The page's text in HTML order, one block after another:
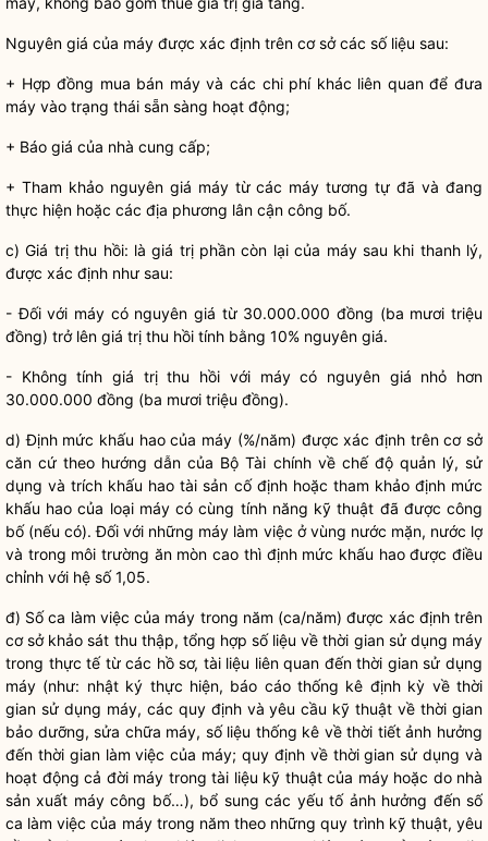
Nguyên giá của máy được xác định trên cơ sở các số liệu sau:
+ Hợp đồng mua bán máy và các chi phíkhác liên quan để đưa
máy vào trạng thái sẵn sàng hoạt động;
+ Báo giá của nhà cung cấp;
+ Tham khảo nguyên giá máy từ các máy tương tự đã và đang
thực hiện hoặc các địa phương lân cận công bố.
c) Giá trị thu hồi: là giá trị phần còn lại của máy sau khi thanh lý,
được xác định như sau:
- Đối với máy có nguyên giá từ 30.000.000 đồng (ba mươi triệu
đồng) trở lên giá trị thu hồi tính bằng 10% nguyên giá.
- Không tính giá trị thu hồi với máy có nguyên giá nhỏ hơn
30.000.000 đồng (ba mươi triệu đồng).
d) Định mức khấu hao của máy (%/năm) được xác định trên cơ sở
căn cứ theo hướng dẫn của Bộ Tài chính về chế độ quản lý, sử
dụng và trích khấu hao tài sản cố định hoặc tham khảo định mức
khấu hao của loại máy có cùng tính năng kỹ thuật đã được công
bố (nếu có). Đối với những máy làm việc ở vùng nước mặn, nước lợ
và trong môi trường ăn mòn cao thì định mức khấu hao được điều
chỉnh với hệ số 1,05.
đ) Số ca làm việc của máy trong năm (ca/năm) được xác định trên
cơ sở khảo sát thu thập, tổng hợp số liệu về thời gian sử dụng máy
trong thực tế từ các hồ sơ, tài liệu liên quan đến thời gian sử dụng
máy (như: nhật ký thực hiện, báo cáo thống kê định kỳ về thời
gian sử dụng máy, các quy định và yêu cầu kỹ thuật về thời gian
bảo dưỡng, sửa chữa máy, số liệu thống kê về thời tiết ảnh hưởng
đến thời gian làm việc của máy; quy định về thời gian sử dụng và
hoạt động cả đời máy trong tài liệu kỹ thuật của máy hoặc do nhà
sản xuất máy công bố…), bổ sung các yếu tố ảnh hưởng đến số
ca làm việc của máy trong năm theo những quy trình kỹ thuật, yêu